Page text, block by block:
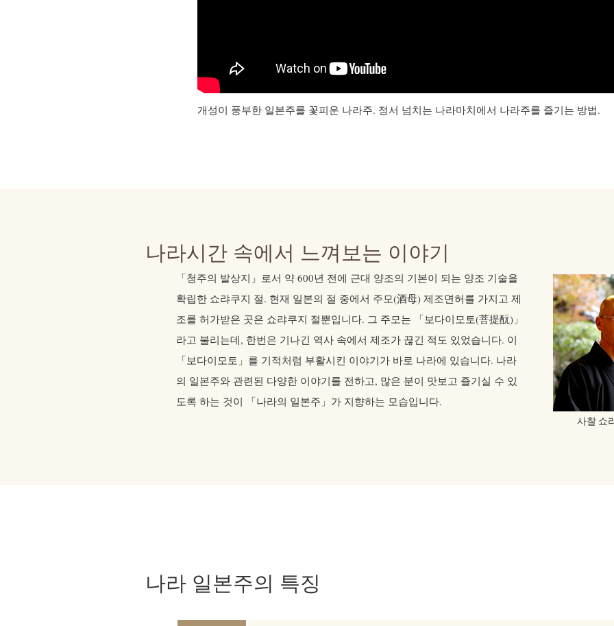
개성이 풍부한 일본주를 꽃피운 나라주. 정서 넘치는 나라마치에서 나라주를 즐기는 방법.
나라시간 속에서 느껴보는 이야기
「청주의 발상지」로서 약 600년 전에 근대 양조의 기본이 되는 양조 기술을
확립한 쇼랴쿠지 절. 현재 일본의 절 중에서 주모(酒母) 제조면허를 가지고 제
조를 허가받은 곳은 쇼랴쿠지 절뿐입니다. 그 주모는 「보다이모토(菩提酛) 」
라고 불리는데, 한번은 기나긴 역사 속에서 제조가 끊긴 적도 있었습니다. 이
「보다이모토」를 기적처럼 부활시킨 이야기가 바로 나라에 있습니다. 나라
의 일본주와 관련된 다양한 이야기를 전하고, 많은 분이 맛보고 즐기실 수 있
도록 하는 것이 「나라의 일본주」가 지향하는 모습입니다.
사찰 쇼
나라 일본주의 특징